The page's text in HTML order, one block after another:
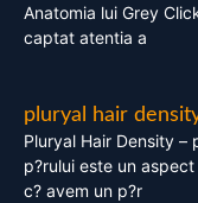
Anatomia lui Grey
captat atentia a
pluryal hair
Pluryal Hair Density –
p?rului este un
c? avem un p?r